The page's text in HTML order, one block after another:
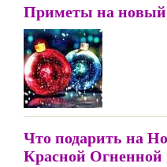
Приметы на новый
Что подарить на
Красной